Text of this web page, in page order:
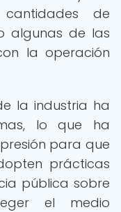
de
algunas de las
la operación
la industria ha
lo que ha
para que
prácticas
pública sobre
el medio